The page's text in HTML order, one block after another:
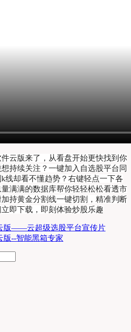
云版来了，从看盘开始更快找到你
持续关注？一键加入自选股平台同
线却看不懂趋势？右键轻点一下各
满满的数据库帮你轻轻松松看透市
持黄金分割线一键切割，精准判断
即下载，即刻体验炒股乐趣
版——云超级选股平台宣传片
版--智能黑箱专家